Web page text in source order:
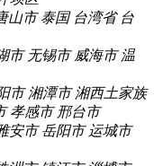
山市 泰国 台湾省 台
市 无锡市 威海市 温
市 湘潭市 湘西土家族
孝感市 邢台市
安市 岳阳市 运城市